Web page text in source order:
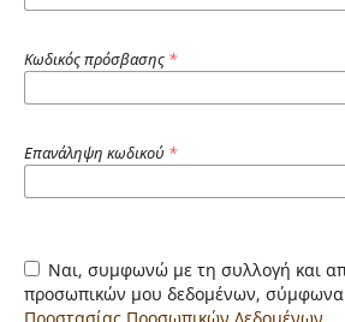
Κωδικός πρόσβασης *
Επανάληψη κωδικού *
προσωπικών μου δεδομένων, σύμφωνα